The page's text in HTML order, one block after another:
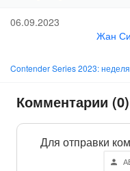
06.09.2023
Жан
Contender Series 2023:
Комментарии (0)
Для отправки